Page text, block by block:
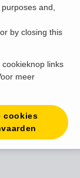
and,
by closing this
links
meer
cookies